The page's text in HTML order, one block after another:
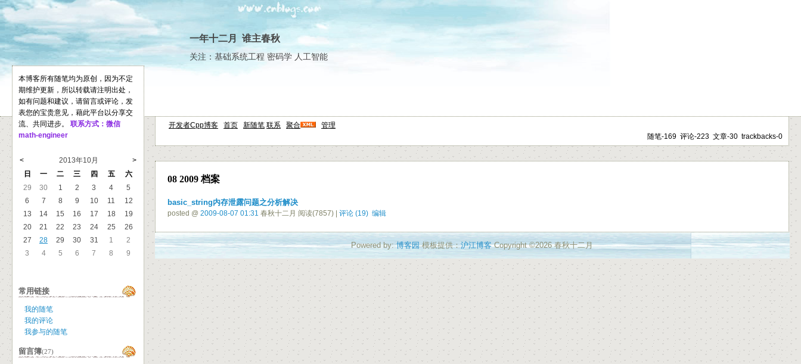
一年十二月 谁主春秋
关注：基础系统工程 密码学 人工智能
开发者Cpp博客 首页 新随笔 联系 聚合
管理
随笔-169 评论-223 文章-30 trackbacks-0
08 2009 档案
basic_string内存泄露问题之分析解决
posted @ 2009-08-07 01:31 春秋十二月 阅读(7857) | 评论 (19) 编辑
本博客所有随笔均为原创，因为不定
期维护更新，所以转载请注明出处，
如有问题和建议，请留言或评论，发
表您的宝贵意见，藉此平台以分享交
流、共同进步。 联系方式：微信
math-engineer
< 2013年10月
>
日
一 二 三 四 五
六
29
30 1 2 3 4
5
6
7 8 9 10 11
12
13
14 15 16 17 18
19
20
21 22 23 24 25
26
27
28 29 30 31 1
2
3
4 5 6 7 8 9
常用链接
我的随笔
我的评论
我参与的随笔
留言簿(27)
Powered by:博客园模板提供：沪江博客Copyright ©2026 春秋十二月